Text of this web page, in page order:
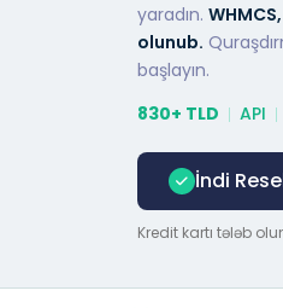
yaradın.
olunub.
başlayın.
830+ TLD
API
İndi
Kredit kartı tələb